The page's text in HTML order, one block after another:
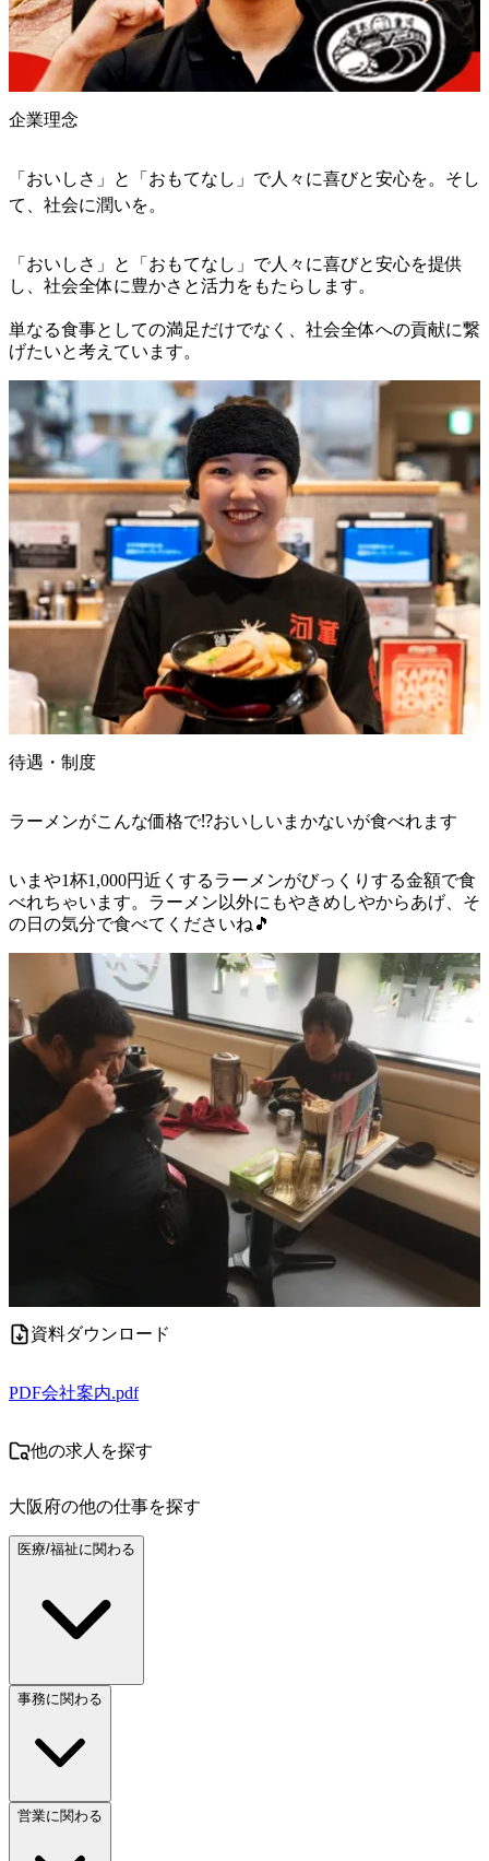
企業理念
「おいしさ」と「おもてなし」で人々に喜びと安心を。そし
て、社会に潤いを。
「おいしさ」と「おもてなし」で人々に喜びと安心を提供
し、社会全体に豊かさと活力をもたらします。
単なる食事としての満足だけでなく、社会全体への貢献に繋
げたいと考えています。
待遇・制度
ラーメンがこんな価格で⁉︎おいしいまかないが食べれます
いまや1杯1,000円近くするラーメンがびっくりする金額で食
べれちゃいます。ラーメン以外にもやきめしやからあげ、そ
の日の気分で食べてくださいね🎵
資料ダウンロード
PDF会社案内.pdf
他の求人を探す
大阪府の他の仕事を探す
医療/福祉に関わる
事務に関わる
営業に関わる